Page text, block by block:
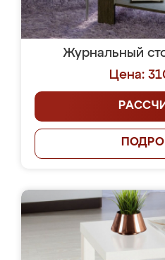
Журнальный
Цена: